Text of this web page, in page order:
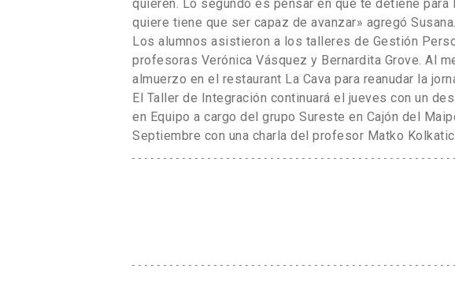
quieren. Lo segundo es pensar en qué te detiene para
quiere tiene que ser capaz de avanzar» agregó Susana.
Los alumnos asistieron a los talleres de Gestión
profesoras Verónica Vásquez y Bernardita Grove. Al
almuerzo en el restaurant La Cava para reanudar la
El Taller de Integración continuará el jueves con un
en Equipo a cargo del grupo Sureste en Cajón del
Septiembre con una charla del profesor Matko